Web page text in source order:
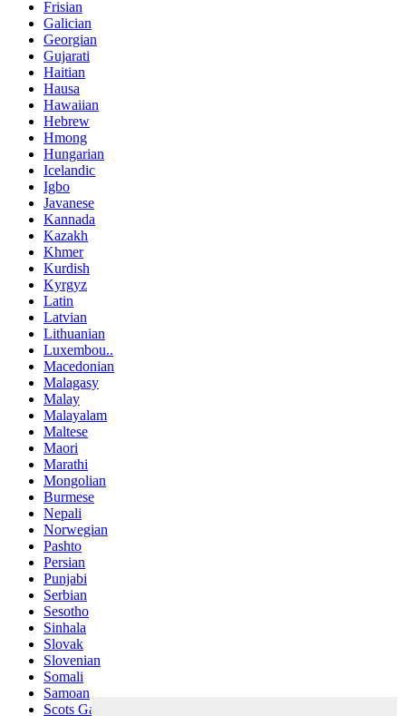
Frisian
Galician
Georgian
Gujarati
Haitian
Hausa
Hawaiian
Hebrew
Hmong
Hungarian
Icelandic
Igbo
Javanese
Kannada
Kazakh
Khmer
Kurdish
Kyrgyz
Latin
Latvian
Lithuanian
Luxembou..
Macedonian
Malagasy
Malay
Malayalam
Maltese
Maori
Marathi
Mongolian
Burmese
Nepali
Norwegian
Pashto
Persian
Punjabi
Serbian
Sesotho
Sinhala
Slovak
Slovenian
Somali
Samoan
Scots Gaelic